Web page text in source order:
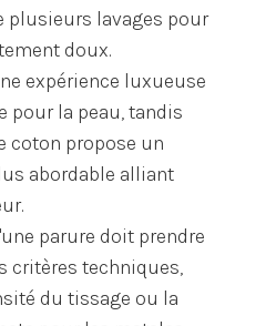
plusieurs lavages pour
doux.
expérience luxueuse
pour la peau, tandis
coton propose un
abordable alliant
parure doit prendre
critères techniques,
du tissage ou la